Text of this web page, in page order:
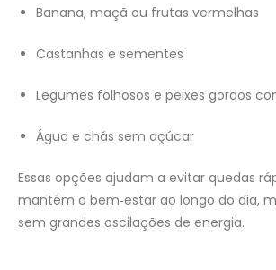
Banana, maçã ou frutas vermelhas
Castanhas e sementes
Legumes folhosos e peixes gordos
Água e chás sem açúcar
Essas opções ajudam a evitar quedas
mantêm o bem‑estar ao longo do dia,
sem grandes oscilações de energia.